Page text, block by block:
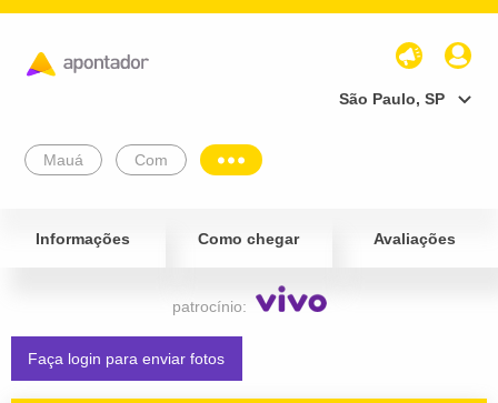
São Paulo, SP
Mauá Com
Informações Como chegar Avaliações
patrocínio:
Faça login para enviar fotos